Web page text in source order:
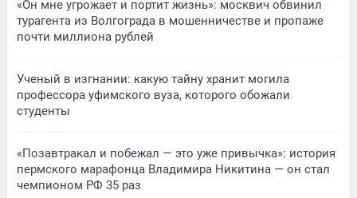
«Он мне угрожает и портит жизнь»: москвич обвинил
турагента из Волгограда в мошенничестве и пропаже
почти миллиона рублей
Ученый в изгнании: какую тайну хранит могила
профессора уфимского вуза, которого обожали
студенты
«Позавтракал и побежал — это уже привычка»: история
пермского марафонца Владимира Никитина — он стал
чемпионом РФ 35 раз